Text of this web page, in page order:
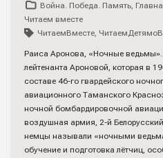
Война. Победа. Память,
Читаем вместе
ЧитаемВместе,
Раиса Аронова, «Ночные
лейтенанта Ароновой, которая в
составе 46-го гвардейского
авиационного Таманского
ночной бомбардировочной
воздушная армия, 2-й
немцы называли «ночными
обучение и подготовка лётчиц,